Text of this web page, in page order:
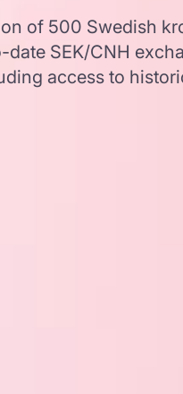
of 500 Swedish
SEK/CNH
access to